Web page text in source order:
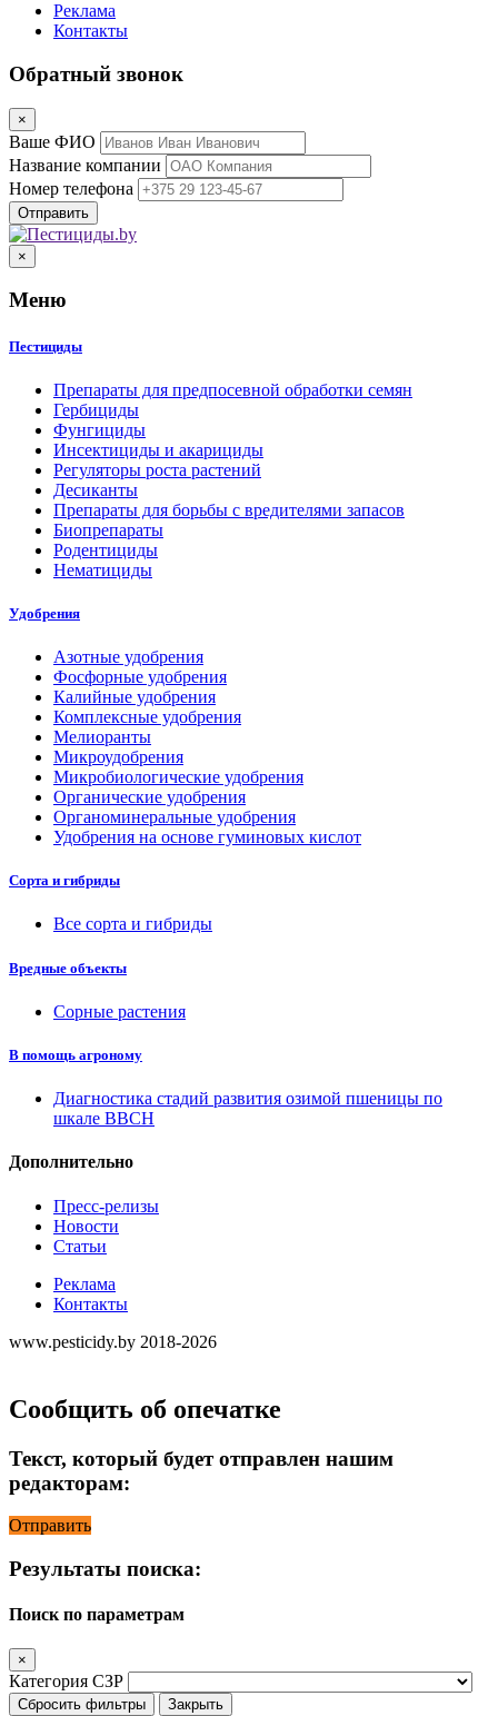
Реклама
Контакты
Обратный звонок
×
Ваше ФИО
Название компании
Номер телефона
×
Меню
Пестициды
Препараты для предпосевной обработки семян
Гербициды
Фунгициды
Инсектициды и акарициды
Регуляторы роста растений
Десиканты
Препараты для борьбы с вредителями запасов
Биопрепараты
Родентициды
Нематициды
Удобрения
Азотные удобрения
Фосфорные удобрения
Калийные удобрения
Комплексные удобрения
Мелиоранты
Микроудобрения
Микробиологические удобрения
Органические удобрения
Органоминеральные удобрения
Удобрения на основе гуминовых кислот
Сорта и гибриды
Все сорта и гибриды
Вредные объекты
Сорные растения
В помощь агроному
Диагностика стадий развития озимой пшеницы по
шкале ВВСН
Дополнительно
Пресс-релизы
Новости
Статьи
Реклама
Контакты
www.pesticidy.by 2018-2026
Сообщить об опечатке
Текст, который будет отправлен нашим
редакторам:
Отправить
Результаты поиска:
Поиск по параметрам
×
Категория СЗР
Сбросить фильтры Закрыть